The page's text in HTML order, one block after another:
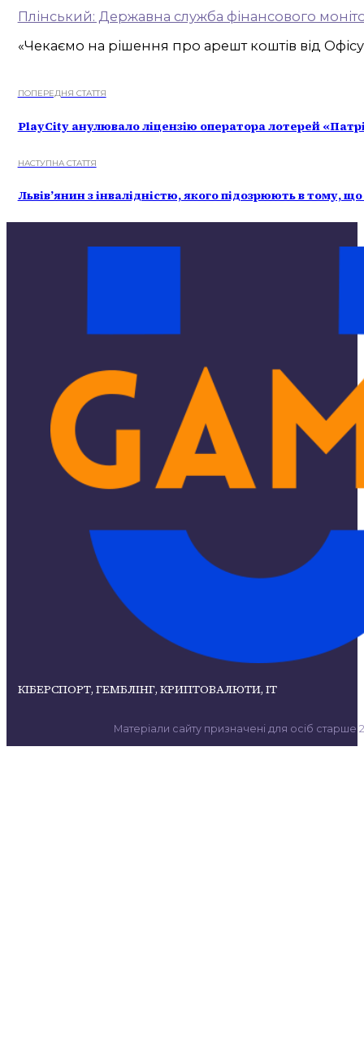
Плінський: Державна служба фінансового
«Чекаємо на рішення про арешт коштів від
ПОПЕРЕДНЯ СТАТТЯ
PlayCity анулювало ліцензію оператора лотерей
НАСТУПНА СТАТТЯ
Львівʼянин з інвалідністю, якого підозрюють в тому,
КІБЕРСПОРТ, ГЕМБЛІНГ, КРИПТОВАЛЮТИ, ІТ
Матеріали сайту призначені для осіб старше